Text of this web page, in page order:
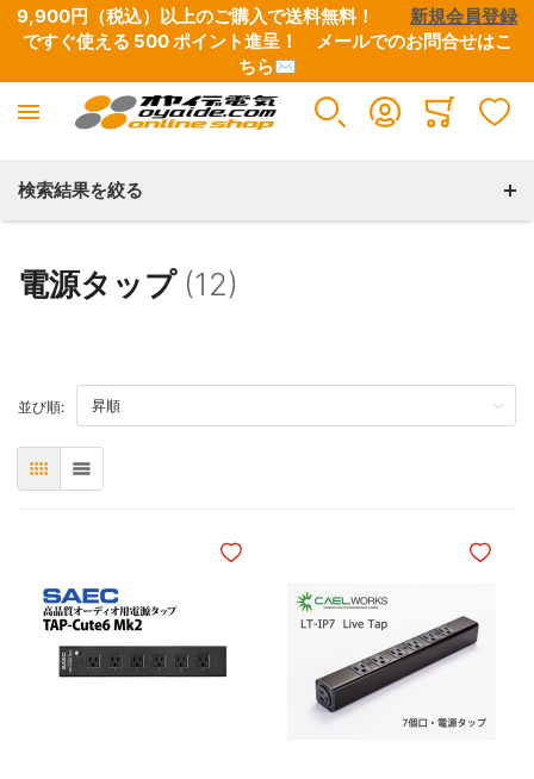
9,900円（税込）以上のご購入で送料無料！ 新規会員登録
ですぐ使える 500 ポイント進呈！ メールでのお問合せはこ
ちら✉
楽器用ケーブル
すべての商品
ギター向けケーブル
キーボード・シンセサイザー向けケーブル
DCケーブル
ソルダーレスシステム
DJ用ケーブル
すべての商品
各種コネクター
すべての商品
3.5ステレオミニプラグ
変換アダプター
切り売りケーブル
すべての商品
スピーカーケーブル
機器用内部配線材
検索結果を絞る
電源タップ (12)
並び順:TOP
表 リスト
ほしいものリストに追加 ほしい